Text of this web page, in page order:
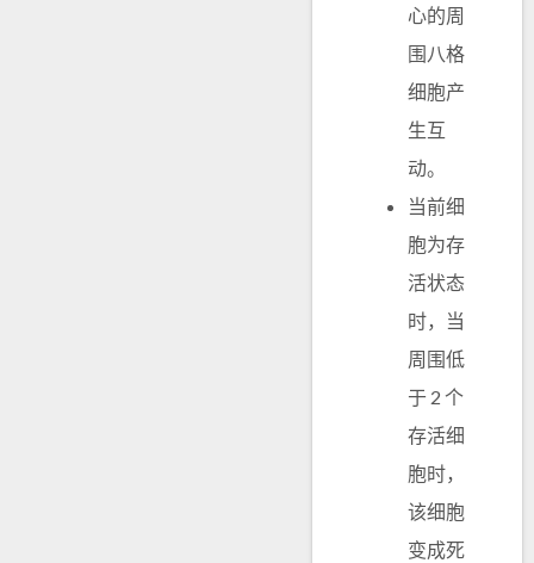
心的周
围八格
细胞产
生互
动。
当前细
胞为存
活状态
时，当
周围低
于 2 个
存活细
胞时，
该细胞
变成死